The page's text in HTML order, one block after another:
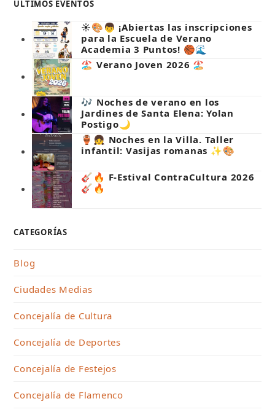
ÚLTIMOS EVENTOS
☀️🎨👦 ¡Abiertas las inscripciones
para la Escuela de Verano
Academia 3 Puntos! 🏀🌊
🏖️ Verano Joven 2026 🏖️
🎶 Noches de verano en los
Jardines de Santa Elena: Yolan
Postigo🌙
🏺👧 Noches en la Villa. Taller
infantil: Vasijas romanas ✨🎨
🎸🔥 F-Estival ContraCultura 2026
🎸🔥
CATEGORÍAS
Blog
Ciudades Medias
Concejalía de Cultura
Concejalía de Deportes
Concejalía de Festejos
Concejalía de Flamenco